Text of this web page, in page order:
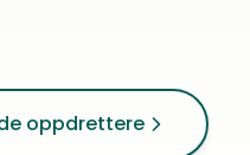
oppdrettere